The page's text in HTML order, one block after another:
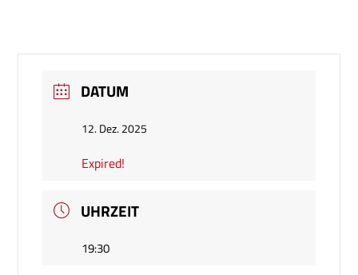
DATUM
12. Dez. 2025
Expired!
UHRZEIT
19:30